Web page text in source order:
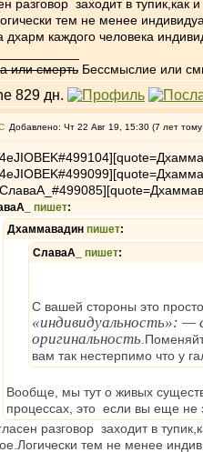
разговор заходит в тупик,как
тем не менее
дхарм каждого человека
или смерть Бессмыслие или
Добавлено: Чт 22 Авг 19, 15:30 (7 лет
пишет:
Дхаммавадин пишет:
СлаваА_ пишет:
С вашей стороны это
«индивидуальность»:
оригинальность
вам так нестерпимо что у
Вообще, мы тут о живых
процессах, это если вы еще не
разговор заходит в
тем не менее